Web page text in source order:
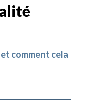
comment cela